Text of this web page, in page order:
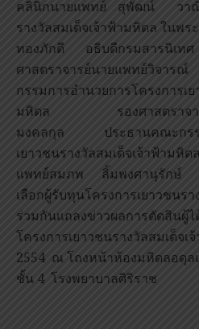
คลินิกนายแพทย์ สุพัฒน์ วาณิ
รางวัลสมเด็จเจ้าฟ้ามหิดล ใน
ทองภักดี อธิบดีกรมสารนิเทศ
ศาสตราจารย์นายแพทย์วิจ
กรรมการอำนวยการโครงการเ
มหิดล รองศาสตราจารย์
มงคลกุล ประธานคณะกรรม
เยาวชนรางวัลสมเด็จเจ้าฟ้าม
แพทย์สมภพ ลิ้มพงศานุรักษ์
เลือกผู้รับทุนโครงการเยาวชนร
ร่วมกันแถลงข่าวผลการตัดสินผู้
โครงการเยาวชนรางวัลสม
2554 ณ โถงหน้าห้องมหิดลอดุ
ชั้น 4 โรงพยาบาลศิริราช